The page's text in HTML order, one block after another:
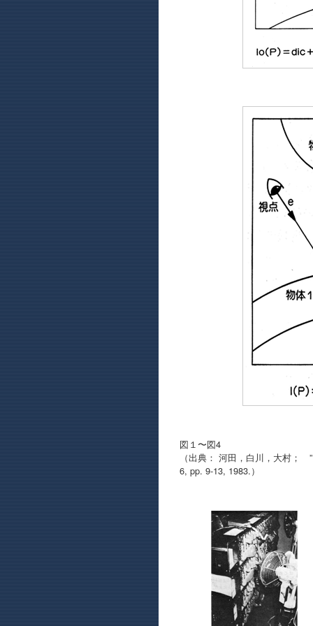
図１〜図4
（出典： 河田，白川，大村；
6, pp. 9-13, 1983.）